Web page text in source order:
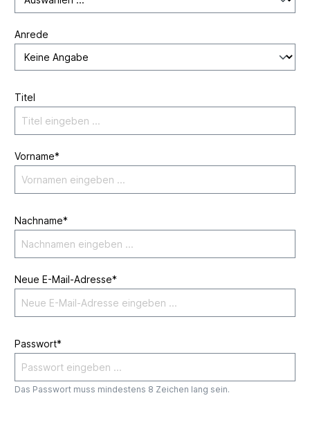
Anrede
Titel
Vorname*
Nachname*
Neue E-Mail-Adresse*
Passwort*
Das Passwort muss mindestens 8 Zeichen lang sein.